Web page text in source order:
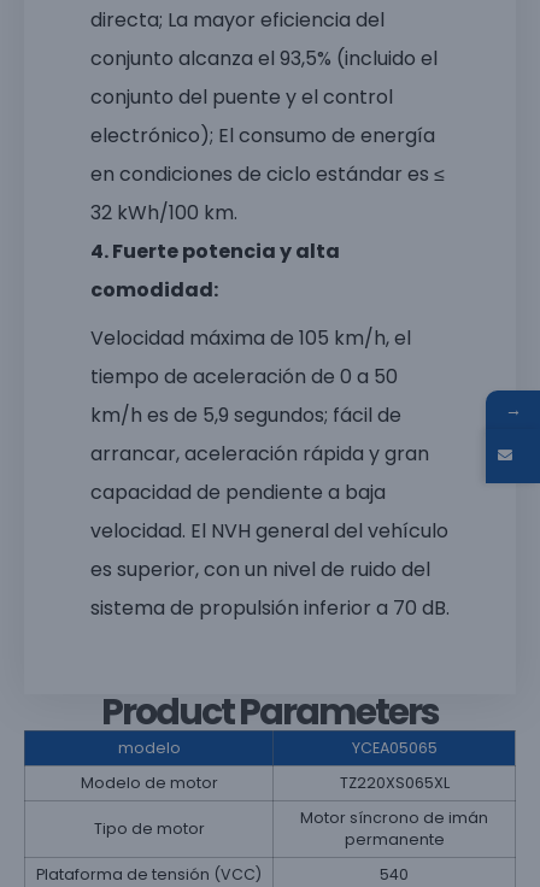
directa; La mayor eficiencia del
conjunto alcanza el 93,5% (incluido el
conjunto del puente y el control
electrónico); El consumo de energía
en condiciones de ciclo estándar es ≤
32 kWh/100 km.
4. Fuerte potencia y alta
comodidad:
Velocidad máxima de 105 km/h, el
tiempo de aceleración de 0 a 50
km/h es de 5,9 segundos; fácil de
arrancar, aceleración rápida y gran
capacidad de pendiente a baja
velocidad. El NVH general del vehículo
es superior, con un nivel de ruido del
sistema de propulsión inferior a 70 dB.
Product Parameters
modelo
YCEA05065
Modelo de motor
TZ220XS065XL
Tipo de motor
Motor síncrono de imán
permanente
Plataforma de tensión (VCC)
540
→